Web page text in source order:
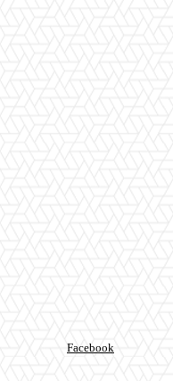
Facebook